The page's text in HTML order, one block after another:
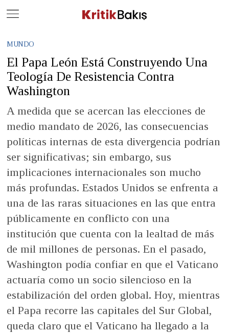
MUNDO
El Papa León Está Construyendo Una
Teología De Resistencia Contra
Washington
A medida que se acercan las elecciones de
medio mandato de 2026, las consecuencias
políticas internas de esta divergencia podrían
ser significativas; sin embargo, sus
implicaciones internacionales son mucho
más profundas. Estados Unidos se enfrenta a
una de las raras situaciones en las que entra
públicamente en conflicto con una
institución que cuenta con la lealtad de más
de mil millones de personas. En el pasado,
Washington podía confiar en que el Vaticano
actuaría como un socio silencioso en la
estabilización del orden global. Hoy, mientras
el Papa recorre las capitales del Sur Global,
queda claro que el Vaticano ha llegado a la